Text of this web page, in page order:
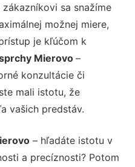
sa snažíme
možnej miere,
je kľúčom k
Mierovo –
konzultácie či
mali istotu, že
vašich predstáv.
– hľadáte istotu v
a precíznosti? Potom